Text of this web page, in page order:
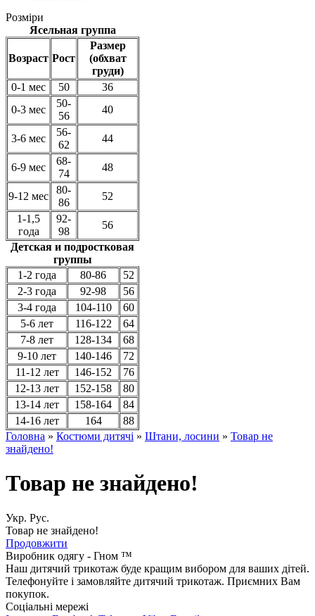
Розміри
Ясельная группа
Возраст Рост
Размер
(обхват
груди)
0-1 мес
50
36
0-3 мес
50-
56
40
3-6 мес
56-
62
44
6-9 мес
68-
74
48
9-12 мес
80-
86
52
1-1,5
года
92-
98
56
Детская и подростковая
группы
1-2 года
80-86
52
2-3 года
92-98
56
3-4 года
104-110
60
5-6 лет
116-122
64
7-8 лет
128-134
68
9-10 лет
140-146
72
11-12 лет
146-152
76
12-13 лет
152-158
80
13-14 лет
158-164
84
14-16 лет
164
88
Головна » Костюми дитячі » Штани, лосини » Товар не
знайдено!
Товар не знайдено!
Укр. Рус.
Товар не знайдено!
Продовжити
Виробник одягу - Гном ™
Наш дитячий трикотаж буде кращим вибором для ваших дітей.
Телефонуйте і замовляйте дитячий трикотаж. Приємних Вам
покупок.
Соціальні мережі